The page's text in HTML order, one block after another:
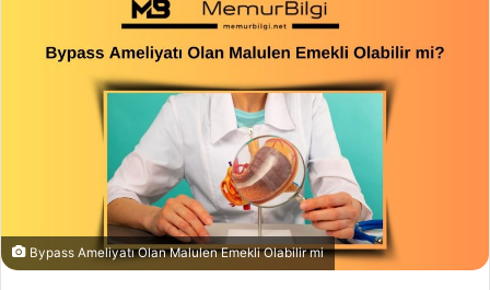
Bypass Ameliyatı Olan Malulen Emekli Olabilir mi